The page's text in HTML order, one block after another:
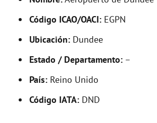
i
Código ICAO/OACI: EGPN
Ubicación: Dundee
Estado / Departamento: –
País: Reino Unido
Código IATA: DND